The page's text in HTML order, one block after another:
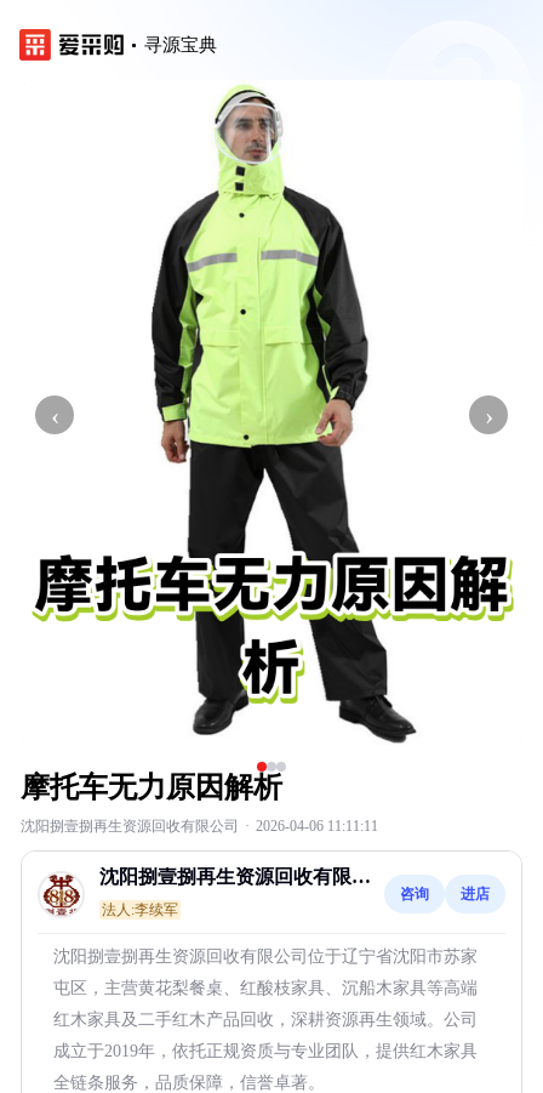
寻源宝典
‹ ›
摩托车无力原因解析
沈阳捌壹捌再生资源回收有限公司 · 2026-04-06 11:11:11
沈阳捌壹捌再生资源回收有限公
司
法人:李续军
咨询 进店
沈阳捌壹捌再生资源回收有限公司位于辽宁省沈阳市苏家
屯区，主营黄花梨餐桌、红酸枝家具、沉船木家具等高端
红木家具及二手红木产品回收，深耕资源再生领域。公司
成立于2019年，依托正规资质与专业团队，提供红木家具
全链条服务，品质保障，信誉卓著。